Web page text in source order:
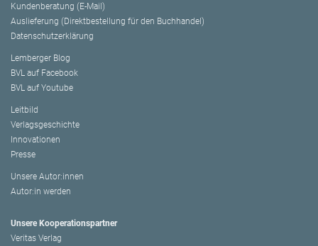
Kundenberatung (E-Mail)
Auslieferung (Direktbestellung für den Buchhandel)
Datenschutzerklärung
Lemberger Blog
BVL auf Facebook
BVL auf Youtube
Leitbild
Verlagsgeschichte
Innovationen
Presse
Unsere Autor:innen
Autor:in werden
Unsere Kooperationspartner
Veritas Verlag